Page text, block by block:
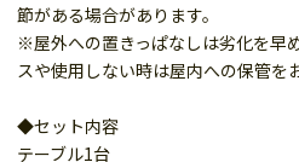
節がある場合があります。
※屋外への置きっぱなしは劣化を早
スや使用しない時は屋内への保管を
◆セット内容
テーブル1台